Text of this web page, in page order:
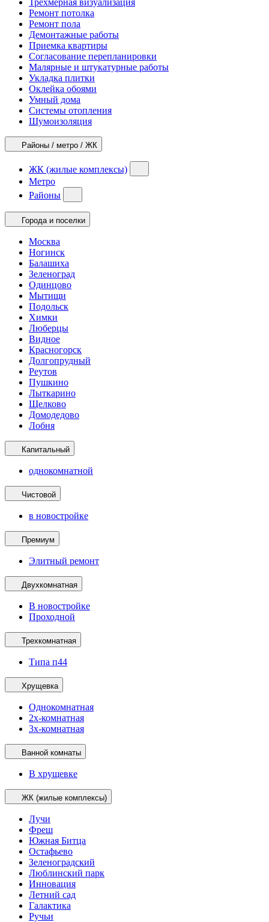
Трехмерная визуализация
Ремонт потолка
Ремонт пола
Демонтажные работы
Приемка квартиры
Согласование перепланировки
Малярные и штукатурные работы
Укладка плитки
Оклейка обоями
Умный дома
Системы отопления
Шумоизоляция
Районы / метро / ЖК
ЖК (жилые комплексы)
Метро
Районы
Города и поселки
Москва
Ногинск
Балашиха
Зеленоград
Одинцово
Мытищи
Подольск
Химки
Люберцы
Видное
Красногорск
Долгопрудный
Реутов
Пушкино
Лыткарино
Щелково
Домодедово
Лобня
Капитальный
однокомнатной
Чистовой
в новостройке
Премиум
Элитный ремонт
Двухкомнатная
В новостройке
Проходной
Трехкомнатная
Типа п44
Хрущевка
Однокомнатная
2х-комнатная
3х-комнатная
Ванной комнаты
В хрущевке
ЖК (жилые комплексы)
Лучи
Фреш
Южная Битца
Остафьево
Зеленоградский
Люблинский парк
Инновация
Летний сад
Галактика
Ручьи